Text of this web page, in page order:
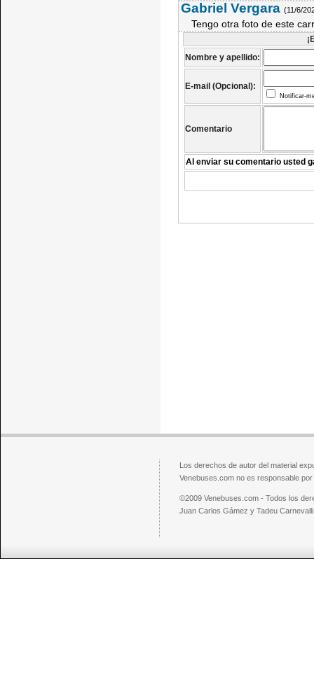
Gabriel Vergara(11/6/
Tengo otra foto de este
Nombre y apellido:
E-mail (Opcional):
Notificar-
Comentario
Al enviar su comentario usted
Los derechos de autor del material
Venebuses.com no es responsable
©2009 Venebuses.com - Todos los
Juan Carlos Gámez y Tadeu Carnevalli